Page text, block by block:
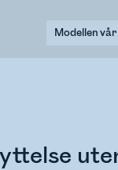
Modellen